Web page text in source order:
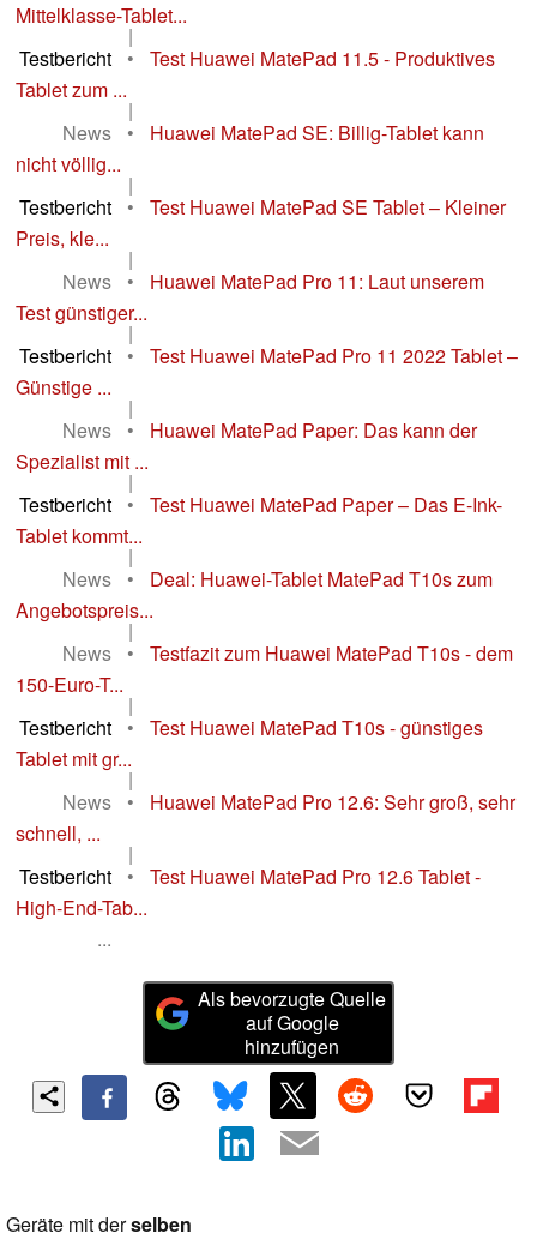
Mittelklasse-Tablet...
|
Testbericht
•
Test Huawei MatePad 11.5 - Produktives
Tablet zum ...
|
News
•
Huawei MatePad SE: Billig-Tablet kann
nicht völlig...
|
Testbericht
•
Test Huawei MatePad SE Tablet – Kleiner
Preis, kle...
|
News
•
Huawei MatePad Pro 11: Laut unserem
Test günstiger...
|
Testbericht
•
Test Huawei MatePad Pro 11 2022 Tablet –
Günstige ...
|
News
•
Huawei MatePad Paper: Das kann der
Spezialist mit ...
|
Testbericht
•
Test Huawei MatePad Paper – Das E-Ink-
Tablet kommt...
|
News
•
Deal: Huawei-Tablet MatePad T10s zum
Angebotspreis...
|
News
•
Testfazit zum Huawei MatePad T10s - dem
150-Euro-T...
|
Testbericht
•
Test Huawei MatePad T10s - günstiges
Tablet mit gr...
|
News
•
Huawei MatePad Pro 12.6: Sehr groß, sehr
schnell, ...
|
Testbericht
•
Test Huawei MatePad Pro 12.6 Tablet -
High-End-Tab...
...
Als bevorzugte Quelle
auf Google
hinzufügen
Geräte mit derselben